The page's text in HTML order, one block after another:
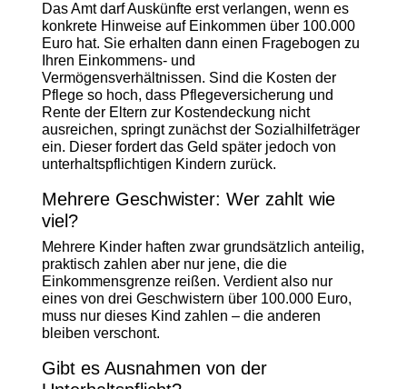
Das Amt darf Auskünfte erst verlangen, wenn es
konkrete Hinweise auf Einkommen über 100.000
Euro hat. Sie erhalten dann einen Fragebogen zu
Ihren Einkommens- und
Vermögensverhältnissen. Sind die Kosten der
Pflege so hoch, dass Pflegeversicherung und
Rente der Eltern zur Kostendeckung nicht
ausreichen, springt zunächst der Sozialhilfeträger
ein. Dieser fordert das Geld später jedoch von
unterhaltspflichtigen Kindern zurück.
Mehrere Geschwister: Wer zahlt wie
viel?
Mehrere Kinder haften zwar grundsätzlich anteilig,
praktisch zahlen aber nur jene, die die
Einkommensgrenze reißen. Verdient also nur
eines von drei Geschwistern über 100.000 Euro,
muss nur dieses Kind zahlen – die anderen
bleiben verschont.
Gibt es Ausnahmen von der